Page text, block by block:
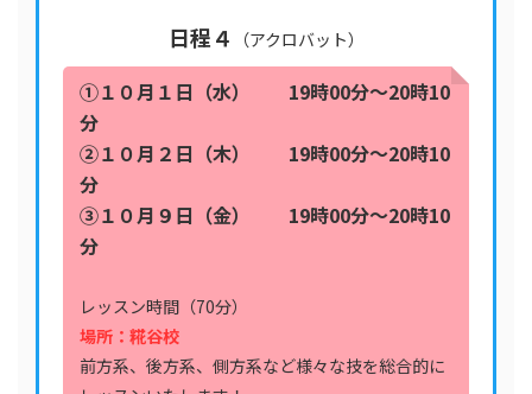
日程４ （アクロバット）
①１０月１日（水） 19時00分〜20時10
分
②１０月２日（木） 19時00分〜20時10
分
③１０月９日（金） 19時00分〜20時10
分
レッスン時間（70分）
場所：糀谷校
前方系、後方系、側方系など様々な技を総合的に